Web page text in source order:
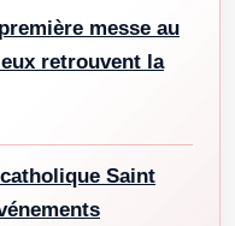
messe au
retrouvent la
Saint